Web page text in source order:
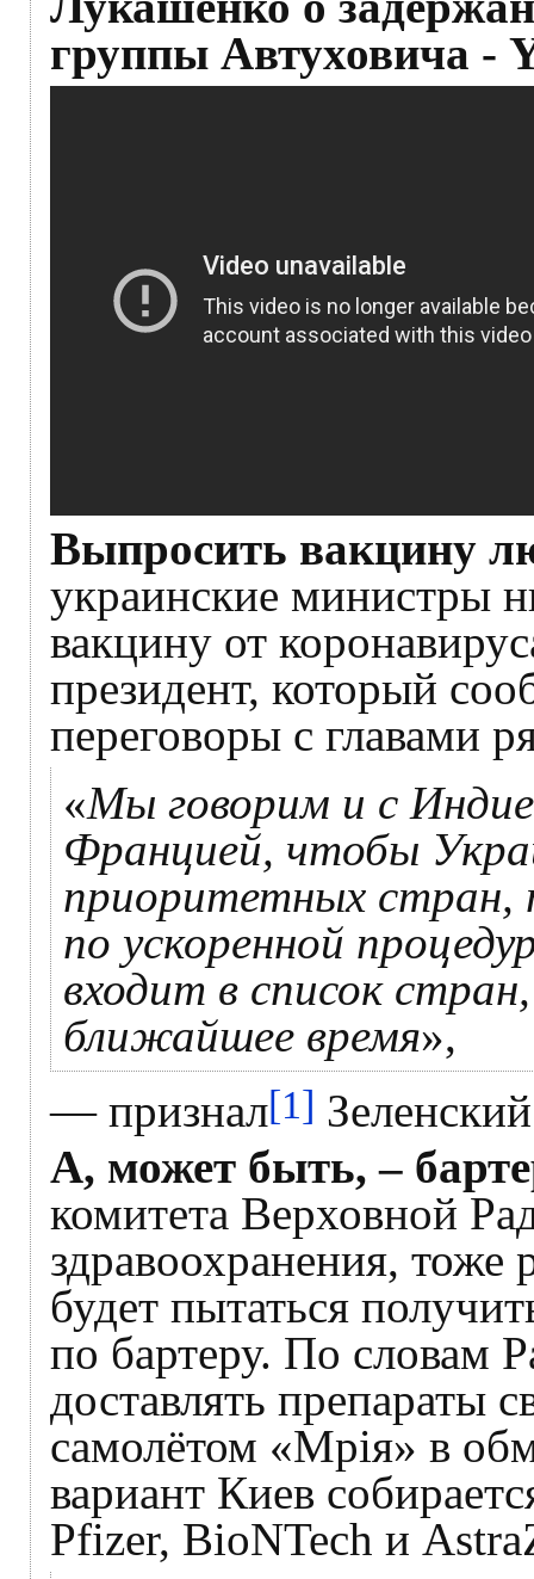
группы Автуховича -
Выпросить вакцину
украинские министры
вакцину от
президент, который
переговоры с главами
«Мы говорим и с
Францией, чтобы
приоритетных стран,
по ускоренной
входит в список
ближайшее время»,
— признал[1]
А, может быть, –
комитета Верховной
здравоохранения, тоже
будет пытаться
по бартеру. По словам
доставлять
самолётом «Мрія» в
вариант Киев
Pfizer, BioNTech и